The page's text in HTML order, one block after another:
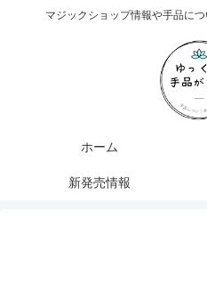
マジックショップ情報や手品に
ホーム
新発売情報